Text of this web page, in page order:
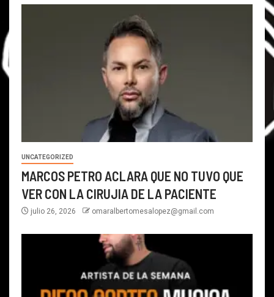
UNCATEGORIZED
MARCOS PETRO ACLARA QUE NO TUVO QUE
VER CON LA CIRUJIA DE LA PACIENTE
julio 26, 2026 omaralbertomesalopez@gmail.com